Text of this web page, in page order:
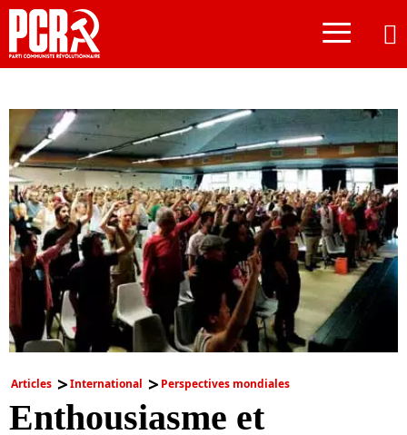
≡
Articles International Perspectives mondiales
Enthousiasme et